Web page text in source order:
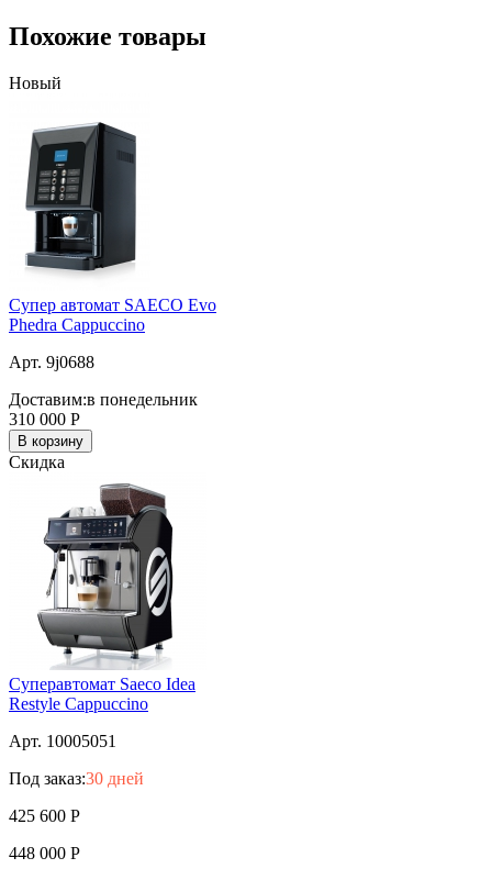
Похожие товары
Новый
Супер автомат SAECO Evo
Phedra Cappuccino
Арт. 9j0688
Доставим:в понедельник
310 000 Р
В корзину
Скидка
Суперавтомат Saeco Idea
Restyle Cappuccino
Арт. 10005051
Под заказ:30 дней
425 600 Р
448 000 Р